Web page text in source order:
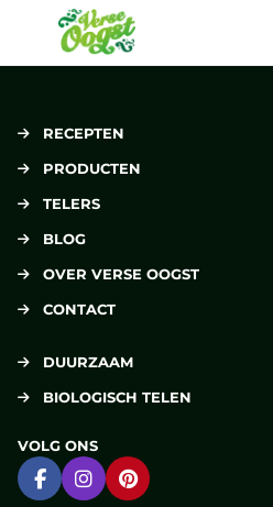
Verse Oogst
RECEPTEN
PRODUCTEN
TELERS
BLOG
OVER VERSE OOGST
CONTACT
DUURZAAM
BIOLOGISCH TELEN
VOLG ONS
Ga naar Facebook
Ga naar Instagram
Ga naar Pinterest